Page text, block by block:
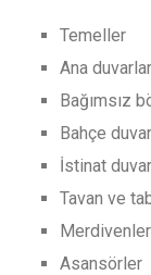
Temeller
Ana duvarlar
Bağımsız
Bahçe
İstinat
Tavan ve
Merdivenler
Asansörler